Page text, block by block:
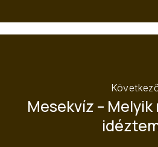
Mesekvíz –